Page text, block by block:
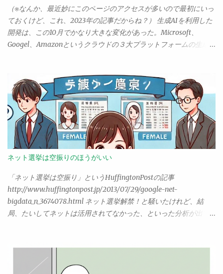
て、これで逃げ場はなくなった。 無伴奏チェロソナタ、ぼちぼち
次の曲に進まんとなぁ。
白かった」でおしまい、となってしまう。その後がない。 が、そ
うしたものが人気がないわけではない。むしろ、僕の書いてる下
手なブログなんぞよりはるかにアクセス数も読者も多いところは
ごまんとある。あるが……、読んでも「なんで人気があるの？」と
からなんとなく不思議に思っていたのだけど、今朝、とあるブロ
グを眺めているうちに、気がついた。主婦のブログは、基本的に
「共感」を目的とするものなのだ。こんなことがあった、あんな
ことがあった、こう感じる、ねえそうでしょ？ みんなそうじゃ
ない？ そういうものなのだ。そして、同じように共感する主婦
たちが、そうそうそうなの、よくぞいってくれました……と集まっ
てくる。お互いに、同じ主婦という立場での思いをやり取りし合
い、共感しあう。 だから。つまらない。 こうしたブログを読むた
びに、（それがどんなに面白くとも）読後、僕は常に胸の中でこ
う叫ぶのだった。 はははは、いやー面白かった。ところで。 この
記事の主張は何なんだ？ ……そう。僕は、どのような記事であれ、
そこにある「主義主張」を読み取って、はじめて「面白い」と感
だが、...
（※なんか、最近妙にこのページのアクセスが多いので最初にいっ
ておくけど、これ、2023年の記事だからね？） 生成AIを利用した
開発は、この10月でかなり大きな変化があった。Microsoft、
Googel、Amazonというクラウドの３大プラットフォームの生成
の専用サービスを開設。（現時点ではまだ招待制が続いてる？み
たいだけど、ほぼ申請すれば普通に許可されるはず） OpenAIは、
現在、もっとも注目されている生成AIの開発元で、これをすぐさ
まAzureに取り入れたMicrosoftは、現時点で他よりかなり先を行
ってる感がある。 Google Vertex AI Googleのクラウド環境
「Google Cloud」には、以前からVertex AIというAIサービスがあ
ったのだけど、これが生成AIにも対応し、大幅に機能拡張されて
いる。注目すべきは、Googleが開発する大規模言語モデル「PaLM
2」が標準なのはもちろんだが、それ以外にもMetaのLlama 2や
Stable Diffusion XLなどのオープンソース系の生成AIモデルも対応
している点。また、それ以前からAIを手掛けていたGoogleらし
く、生成AI以外の機械学習モデルも多数揃えている。 Amazon
は使えない。ただし、ClaudeやJurassicといった生成AIモデルをサ
ポートしていてすぐに使えるようになってる。それとAPI関係も、
独自のライブラリでいくだけでなく、LangChainへの対応を最初
ネット選挙は空振りのほうがいい
「ネット選挙は空振り」というHuffingtonPostの記事
http://www.huffingtonpost.jp/2013/07/29/google-net-
bigdata_n_3674078.html ネット選挙解禁！と騒いたけれど、結
局、たいしてネットは活用されてなかった、といった分析が出て
れど、これ、果たしてどのぐらいの影響力があれば「空振りじゃ
なかった」といえるのだろう。ネット選挙解禁となったとき、ま